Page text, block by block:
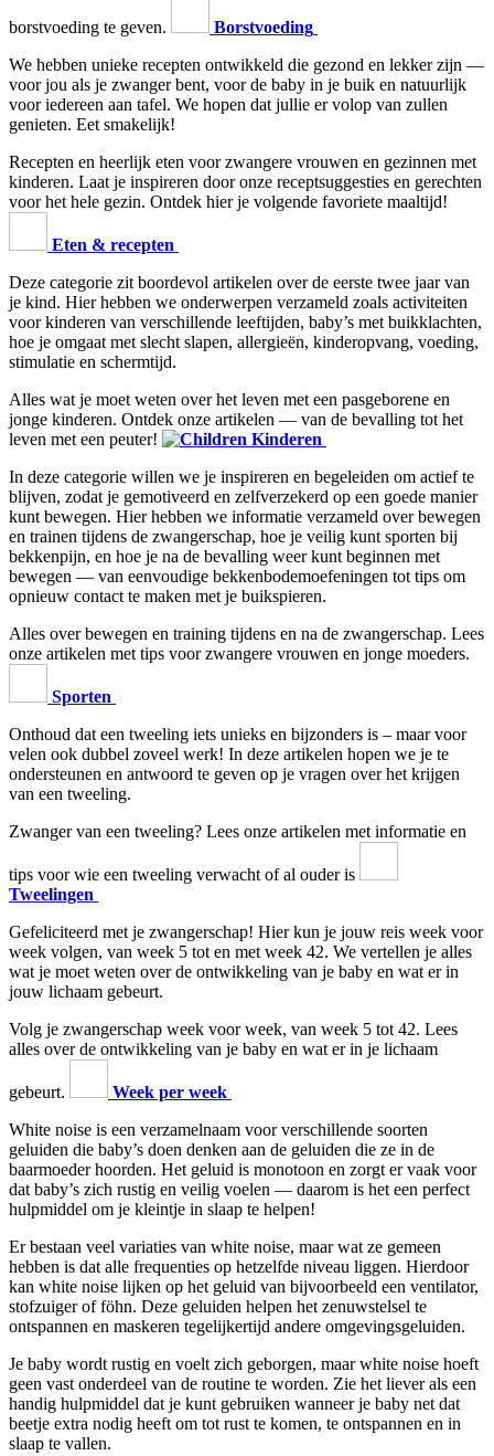
borstvoeding te geven.
Borstvoeding
We hebben unieke recepten ontwikkeld die gezond en lekker zijn —
voor jou als je zwanger bent, voor de baby in je buik en natuurlijk
voor iedereen aan tafel. We hopen dat jullie er volop van zullen
genieten. Eet smakelijk!
Recepten en heerlijk eten voor zwangere vrouwen en gezinnen met
kinderen. Laat je inspireren door onze receptsuggesties en gerechten
voor het hele gezin. Ontdek hier je volgende favoriete maaltijd!
Eten & recepten
Deze categorie zit boordevol artikelen over de eerste twee jaar van
je kind. Hier hebben we onderwerpen verzameld zoals activiteiten
voor kinderen van verschillende leeftijden, baby’s met buikklachten,
hoe je omgaat met slecht slapen, allergieën, kinderopvang, voeding,
stimulatie en schermtijd.
Alles wat je moet weten over het leven met een pasgeborene en
jonge kinderen. Ontdek onze artikelen — van de bevalling tot het
leven met een peuter!
Kinderen
In deze categorie willen we je inspireren en begeleiden om actief te
blijven, zodat je gemotiveerd en zelfverzekerd op een goede manier
kunt bewegen. Hier hebben we informatie verzameld over bewegen
en trainen tijdens de zwangerschap, hoe je veilig kunt sporten bij
bekkenpijn, en hoe je na de bevalling weer kunt beginnen met
bewegen — van eenvoudige bekkenbodemoefeningen tot tips om
opnieuw contact te maken met je buikspieren.
Alles over bewegen en training tijdens en na de zwangerschap. Lees
onze artikelen met tips voor zwangere vrouwen en jonge moeders.
Sporten
Onthoud dat een tweeling iets unieks en bijzonders is – maar voor
velen ook dubbel zoveel werk! In deze artikelen hopen we je te
ondersteunen en antwoord te geven op je vragen over het krijgen
van een tweeling.
Zwanger van een tweeling? Lees onze artikelen met informatie en
tips voor wie een tweeling verwacht of al ouder is
Tweelingen
Gefeliciteerd met je zwangerschap! Hier kun je jouw reis week voor
week volgen, van week 5 tot en met week 42. We vertellen je alles
wat je moet weten over de ontwikkeling van je baby en wat er in
jouw lichaam gebeurt.
Volg je zwangerschap week voor week, van week 5 tot 42. Lees
alles over de ontwikkeling van je baby en wat er in je lichaam
gebeurt.
Week per week
White noise is een verzamelnaam voor verschillende soorten
geluiden die baby’s doen denken aan de geluiden die ze in de
baarmoeder hoorden. Het geluid is monotoon en zorgt er vaak voor
dat baby’s zich rustig en veilig voelen — daarom is het een perfect
hulpmiddel om je kleintje in slaap te helpen!
Er bestaan veel variaties van white noise, maar wat ze gemeen
hebben is dat alle frequenties op hetzelfde niveau liggen. Hierdoor
kan white noise lijken op het geluid van bijvoorbeeld een ventilator,
stofzuiger of föhn. Deze geluiden helpen het zenuwstelsel te
ontspannen en maskeren tegelijkertijd andere omgevingsgeluiden.
Je baby wordt rustig en voelt zich geborgen, maar white noise hoeft
geen vast onderdeel van de routine te worden. Zie het liever als een
handig hulpmiddel dat je kunt gebruiken wanneer je baby net dat
beetje extra nodig heeft om tot rust te komen, te ontspannen en in
slaap te vallen.